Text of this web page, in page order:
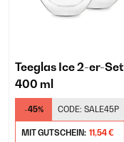
Teeglas Ice 2-er-Set
400 ml
-45% CODE: SALE45P
MIT GUTSCHEIN: 11,54 €